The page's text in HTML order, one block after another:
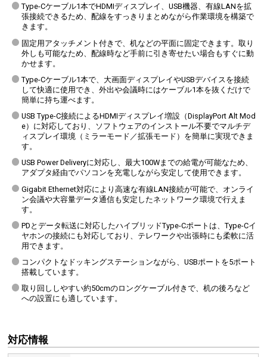
Type-Cケーブル1本でHDMIディスプレイ、USB機器、有線LANを拡
張接続できるため、配線をすっきりまとめながら作業環境を構築で
きます。
固定用アタッチメント付きで、机などの平面に固定できます。取り
外しも可能なため、配線時など手前に引き寄せたい場合もすぐに動
かせます。
Type-Cケーブル1本で、大画面ディスプレイやUSBデバイスを接続
して快適に使用でき、外出や会議時にはケーブル1本を抜くだけで
簡単に持ち運べます。
USB Type-C接続によるHDMIディスプレイ増設（DisplayPort Alt Mod
e）に対応しており、ソフトウェアのインストール不要でマルチデ
ィスプレイ環境（ミラーモード／拡張モード）を簡単に実現できま
す。
USB Power Deliveryに対応し、最大100Wまでの給電が可能なため、
アダプタ経由でパソコンを充電しながら安定して使用できます。
Gigabit Ethernet対応により高速な有線LAN接続が可能で、オンライ
ン会議や大容量データ通信も安定したネットワーク環境で行えま
す。
PDとデータ転送に対応したハイブリッドType-Cポートは、Type-Cイ
ヤホンの接続にも対応しており、テレワークや出張時にも柔軟に活
用できます。
コンパクトなドッキングステーションながら、USBポートを5ポート
搭載しています。
取り回ししやすい約50cmのロングケーブル付きで、机の後ろなど
への設置にも適しています。
対応情報